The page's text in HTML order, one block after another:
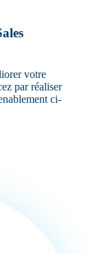
votre
par réaliser
ci-